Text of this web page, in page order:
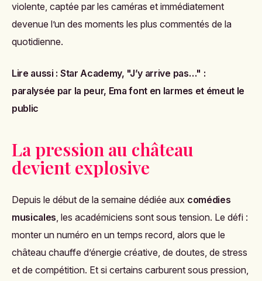
violente, captée par les caméras et immédiatement
devenue l’un des moments les plus commentés de la
quotidienne.
Lire aussi : Star Academy, "J’y arrive pas…" :
paralysée par la peur, Ema font en larmes et émeut le
public
La pression au château
devient explosive
Depuis le début de la semaine dédiée aux comédies
musicales, les académiciens sont sous tension. Le défi :
monter un numéro en un temps record, alors que le
château chauffe d’énergie créative, de doutes, de stress
et de compétition. Et si certains carburent sous pression,